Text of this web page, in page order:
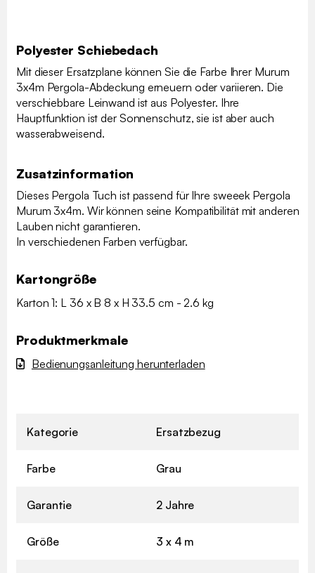
Polyester Schiebedach
Mit dieser Ersatzplane können Sie die Farbe Ihrer Murum
3x4m Pergola-Abdeckung erneuern oder variieren. Die
verschiebbare Leinwand ist aus Polyester. Ihre
Hauptfunktion ist der Sonnenschutz, sie ist aber auch
wasserabweisend.
Zusatzinformation
Dieses Pergola Tuch ist passend für Ihre sweeek Pergola
Murum 3x4m. Wir können seine Kompatibilität mit anderen
Lauben nicht garantieren.
In verschiedenen Farben verfügbar.
Kartongröße
Karton 1: L 36 x B 8 x H 33.5 cm - 2.6 kg
Produktmerkmale
Bedienungsanleitung herunterladen
Kategorie Ersatzbezug
Farbe Grau
Garantie 2 Jahre
Größe 3 x 4 m